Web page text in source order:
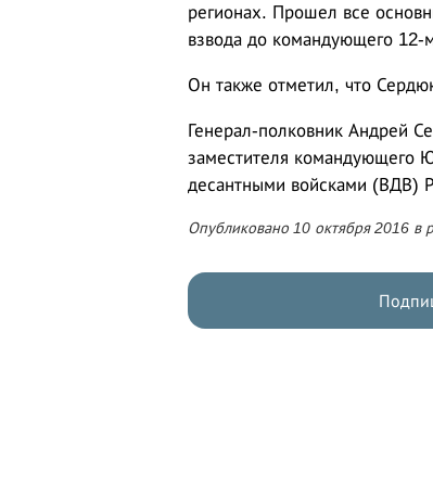
регионах. Прошел все
взвода до командующего
Он также отметил, что
Генерал-полковник Андрей
заместителя
десантными войсками (ВДВ)
Опубликовано 10 октября 2016 в